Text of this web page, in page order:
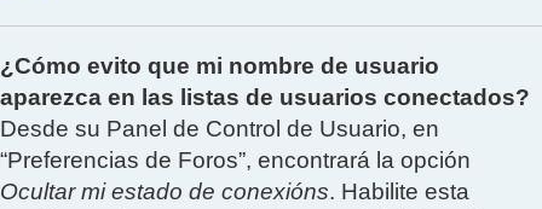
¿Cómo evito que mi nombre de usuario
aparezca en las listas de usuarios conectados?
Desde su Panel de Control de Usuario, en
“Preferencias de Foros”, encontrará la opción
Ocultar mi estado de conexións. Habilite esta